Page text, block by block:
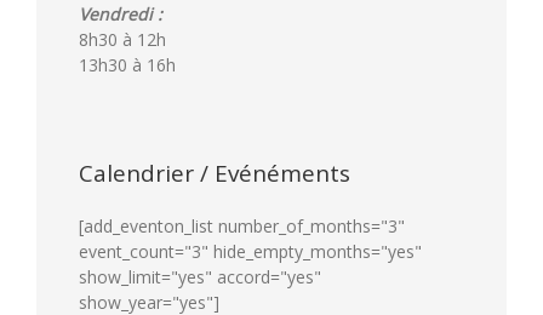
Vendredi :
8h30 à 12h
13h30 à 16h
Calendrier / Evénéments
[add_eventon_list number_of_months="3"
event_count="3" hide_empty_months="yes"
show_limit="yes" accord="yes"
show_year="yes"]